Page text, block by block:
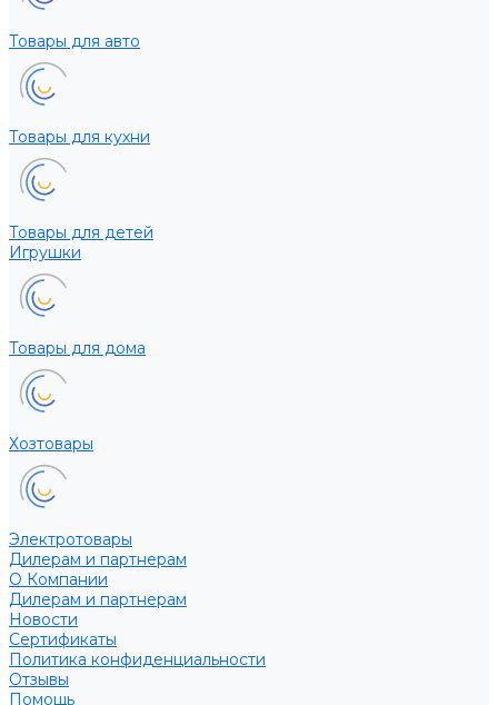
Товары для авто
Товары для кухни
Товары для детей
Игрушки
Товары для дома
Хозтовары
Электротовары
Дилерам и партнерам
О Компании
Дилерам и партнерам
Новости
Сертификаты
Политика конфиденциальности
Отзывы
Помощь